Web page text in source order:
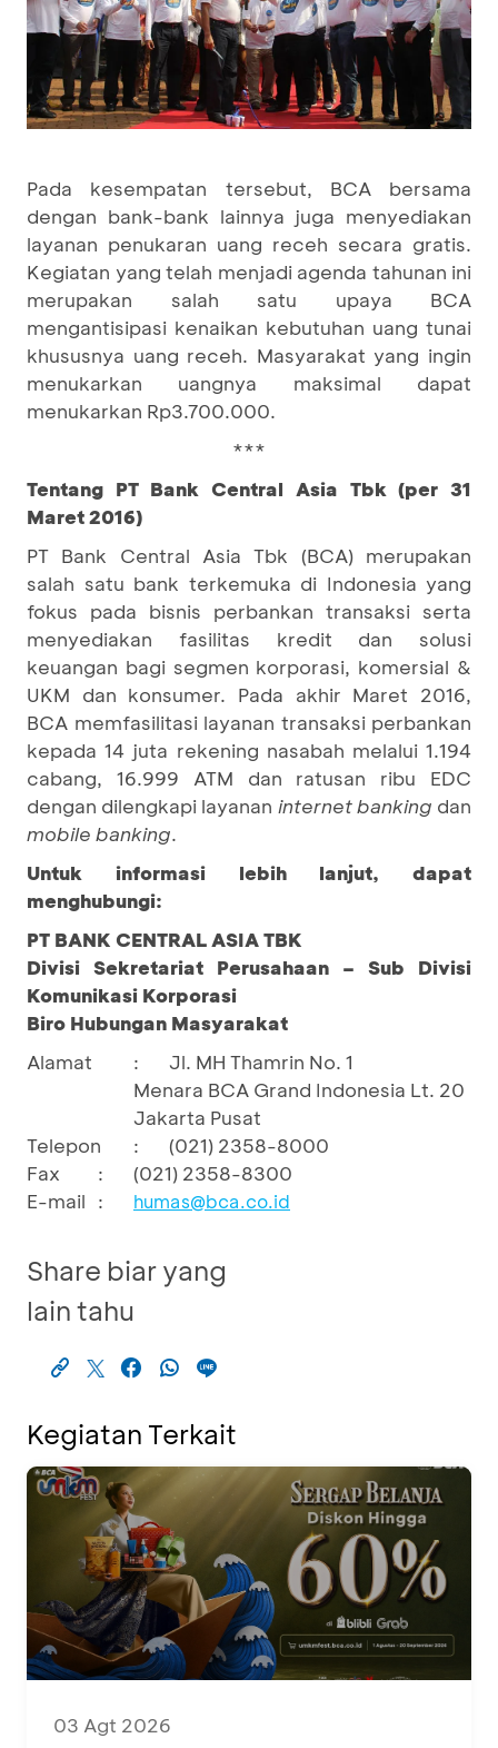
Pada kesempatan tersebut, BCA bersama
dengan bank-bank lainnya juga menyediakan
layanan penukaran uang receh secara gratis.
Kegiatan yang telah menjadi agenda tahunan ini
merupakan salah satu upaya BCA
mengantisipasi kenaikan kebutuhan uang tunai
khususnya uang receh. Masyarakat yang ingin
menukarkan uangnya maksimal dapat
menukarkan Rp3.700.000.
***
Tentang PT Bank Central Asia Tbk (per 31
Maret 2016)
PT Bank Central Asia Tbk (BCA) merupakan
salah satu bank terkemuka di Indonesia yang
fokus pada bisnis perbankan transaksi serta
menyediakan fasilitas kredit dan solusi
keuangan bagi segmen korporasi, komersial &
UKM dan konsumer. Pada akhir Maret 2016,
BCA memfasilitasi layanan transaksi perbankan
kepada 14 juta rekening nasabah melalui 1.194
cabang, 16.999 ATM dan ratusan ribu EDC
dengan dilengkapi layanan internet banking dan
mobile banking.
Untuk informasi lebih lanjut, dapat
menghubungi:
PT BANK CENTRAL ASIA TBK
Divisi Sekretariat Perusahaan – Sub Divisi
Komunikasi Korporasi
Biro Hubungan Masyarakat
Alamat
:
Jl. MH Thamrin No. 1
Menara BCA Grand Indonesia Lt. 20
Jakarta Pusat
Telepon
:
(021) 2358-8000
Fax
:
(021) 2358-8300
E-mail : humas@bca.co.id
Share biar yang
lain tahu
Kegiatan Terkait
03 Agt 2026